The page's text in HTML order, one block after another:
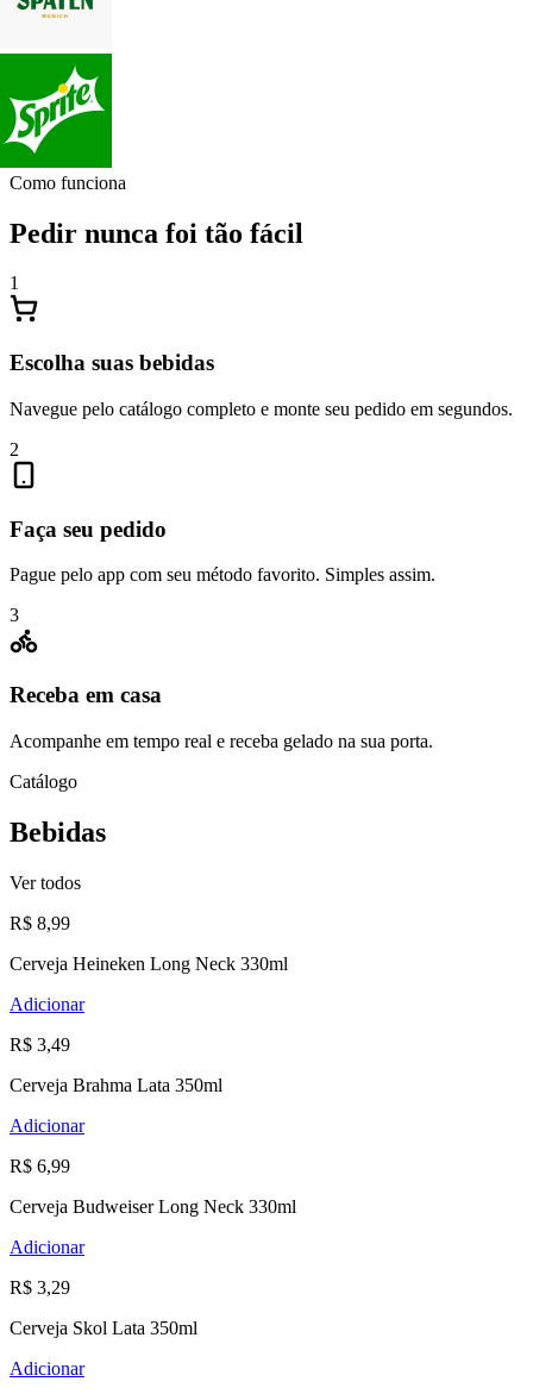
Como funciona
Pedir nunca foi tão fácil
1
Escolha suas bebidas
Navegue pelo catálogo completo e monte seu pedido em segundos.
2
Faça seu pedido
Pague pelo app com seu método favorito. Simples assim.
3
Receba em casa
Acompanhe em tempo real e receba gelado na sua porta.
Catálogo
Bebidas
Ver todos
R$ 8,99
Cerveja Heineken Long Neck 330ml
Adicionar
R$ 3,49
Cerveja Brahma Lata 350ml
Adicionar
R$ 6,99
Cerveja Budweiser Long Neck 330ml
Adicionar
R$ 3,29
Cerveja Skol Lata 350ml
Adicionar